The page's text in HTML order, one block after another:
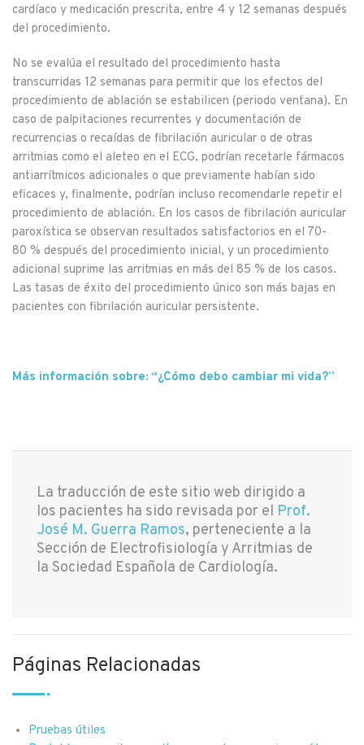
cardíaco y medicación prescrita, entre 4 y 12 semanas después
del procedimiento.
No se evalúa el resultado del procedimiento hasta
transcurridas 12 semanas para permitir que los efectos del
procedimiento de ablación se estabilicen (periodo ventana). En
caso de palpitaciones recurrentes y documentación de
recurrencias o recaídas de fibrilación auricular o de otras
arritmias como el aleteo en el ECG, podrían recetarle fármacos
antiarrítmicos adicionales o que previamente habían sido
eficaces y, finalmente, podrían incluso recomendarle repetir el
procedimiento de ablación. En los casos de fibrilación auricular
paroxística se observan resultados satisfactorios en el 70-
80 % después del procedimiento inicial, y un procedimiento
adicional suprime las arritmias en más del 85 % de los casos.
Las tasas de éxito del procedimiento único son más bajas en
pacientes con fibrilación auricular persistente.
Más información sobre: “¿Cómo debo cambiar mi vida?”
La traducción de este sitio web dirigido a
los pacientes ha sido revisada por el Prof.
José M. Guerra Ramos, perteneciente a la
Sección de Electrofisiología y Arritmias de
la Sociedad Española de Cardiología.
Páginas Relacionadas
Pruebas útiles